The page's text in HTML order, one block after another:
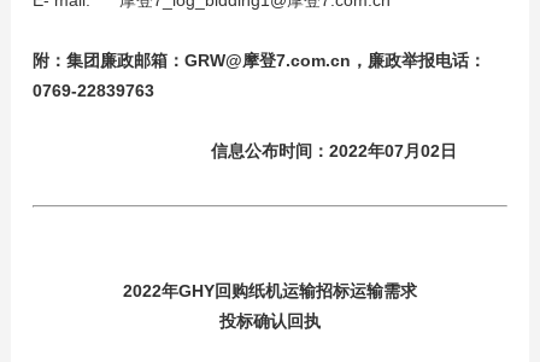
附：集团廉政邮箱： GRW@摩登7.com.cn ，廉政举报电话：
0769-22839763
信息公布时间：2022年07月02日
2022年GHY回购纸机运输招标运输需求
投标确认回执